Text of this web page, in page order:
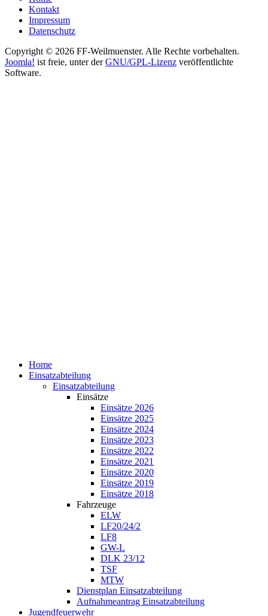
Kontakt
Impressum
Datenschutz
Copyright © 2026 FF-Weilmuenster. Alle Rechte vorbehalten.
Joomla! ist freie, unter derGNU/GPL-Lizenz veröffentlichte
Software.
Home
Einsatzabteilung
Einsatzabteilung
Einsätze
Einsätze 2026
Einsätze 2025
Einsätze 2024
Einsätze 2023
Einsätze 2022
Einsätze 2021
Einsätze 2020
Einsätze 2019
Einsätze 2018
Fahrzeuge
ELW
LF20/24/2
LF8
GW-L
DLK 23/12
TSF
MTW
Dienstplan Einsatzabteilung
Aufnahmeantrag Einsatzabteilung
Jugendfeuerwehr